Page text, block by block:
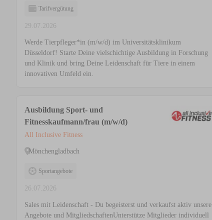
Tarifvergütung
29.07.2026
Werde Tierpfleger*in (m/w/d) im Universitätsklinikum
Düsseldorf! Starte Deine vielschichtige Ausbildung in Forschung
und Klinik und bring Deine Leidenschaft für Tiere in einem
innovativen Umfeld ein.
Ausbildung Sport- und
Fitnesskaufmann/frau (m/w/d)
All Inclusive Fitness
Mönchengladbach
Sportangebote
26.07.2026
Sales mit Leidenschaft - Du begeisterst und verkaufst aktiv unsere
Angebote und MitgliedschaftenUnterstütze Mitglieder individuell